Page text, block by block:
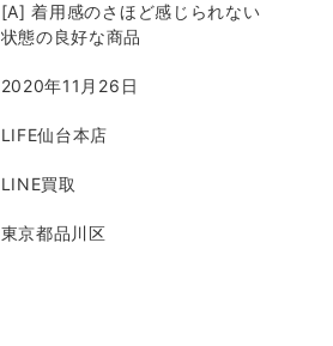
[A] 着用感のさほど感じられない
状態の良好な商品
2020年11月26日
LIFE仙台本店
LINE買取
東京都品川区